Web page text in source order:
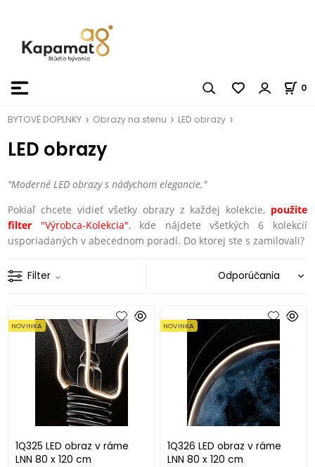
0
BYTOVÉ DOPLNKY Obrazy na stenu LED obrazy
LED obrazy
"Moderné LED obrazy s nádychom elegancie."
Pokiaľ chcete vidieť všetky obrazy z každej kolekcie, použite
filter "Výrobca-Kolekcia", kde nájdete všetkých 6 kolekcií
usporiadaných v abecednom poradí. Do ktorej ste s zamilovali?
Filter
1Q325 LED obraz v ráme
LNN 80 x 120 cm
NOVINKA
1Q326 LED obraz v ráme
LNN 80 x 120 cm
NOVINKA